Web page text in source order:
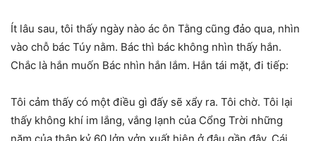
Ít lâu sau, tôi thấy ngày nào ác ôn Tằng cũng đảo qua, nhìn
vào chỗ bác Túy nằm. Bác thì bác không nhìn thấy hắn.
Chắc là hắn muốn Bác nhìn hắn lắm. Hắn tái mặt, đi tiếp:
Tôi cảm thấy có một điều gì đấy sẽ xẩy ra. Tôi chờ. Tôi lại
thấy không khí im lắng, vắng lạnh của Cổng Trời những